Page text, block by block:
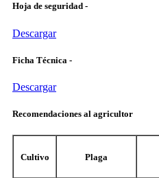
Hoja de seguridad -
Descargar
Ficha Técnica -
Descargar
Recomendaciones al agricultor
Cultivo Plaga